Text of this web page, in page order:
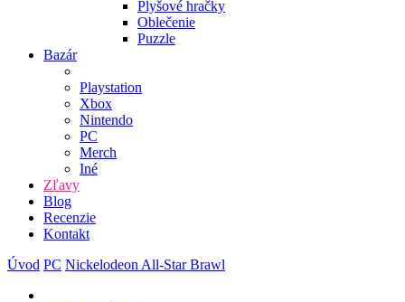
Plyšové hračky
Oblečenie
Puzzle
Bazár
Playstation
Xbox
Nintendo
PC
Merch
Iné
Zľavy
Blog
Recenzie
Kontakt
Úvod PC Nickelodeon All-Star Brawl